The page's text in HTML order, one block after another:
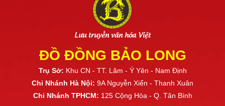
Lưu truyền văn hóa Việt
ĐỒ ĐỒNG BẢO LONG
Trụ Sở: Khu CN - TT. Lâm - Ý Yên - Nam Định
Chi Nhánh Hà Nội: 9A Nguyễn Xiển - Thanh Xuân
Chi Nhánh TPHCM: 125 Cộng Hòa - Q. Tân Bình